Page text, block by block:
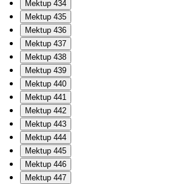
Mektup 434
Mektup 435
Mektup 436
Mektup 437
Mektup 438
Mektup 439
Mektup 440
Mektup 441
Mektup 442
Mektup 443
Mektup 444
Mektup 445
Mektup 446
Mektup 447